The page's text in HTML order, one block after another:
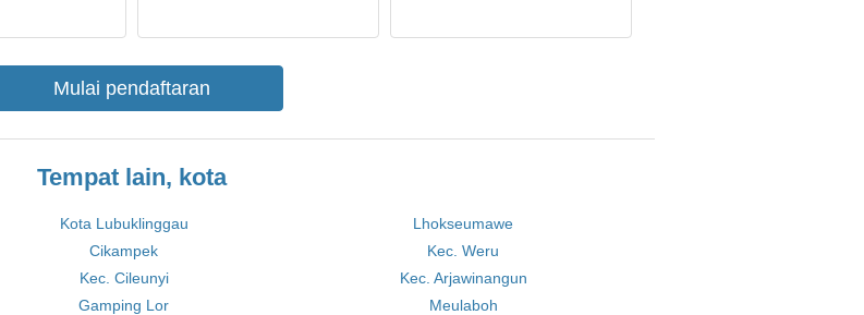
Mulai pendaftaran
Tempat lain, kota
Kota Lubuklinggau
Lhokseumawe
Cikampek
Kec. Weru
Kec. Cileunyi
Kec. Arjawinangun
Gamping Lor Meulaboh